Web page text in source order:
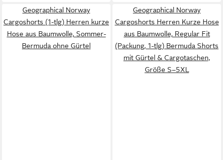
Geographical Norway
Cargoshorts (1-tlg) Herren kurze
Hose aus Baumwolle, Sommer-
Bermuda ohne Gürtel
Geographical Norway
Cargoshorts Herren Kurze Hose
aus Baumwolle, Regular Fit
(Packung, 1-tlg) Bermuda Shorts
mit Gürtel & Cargotaschen,
Größe S–5XL